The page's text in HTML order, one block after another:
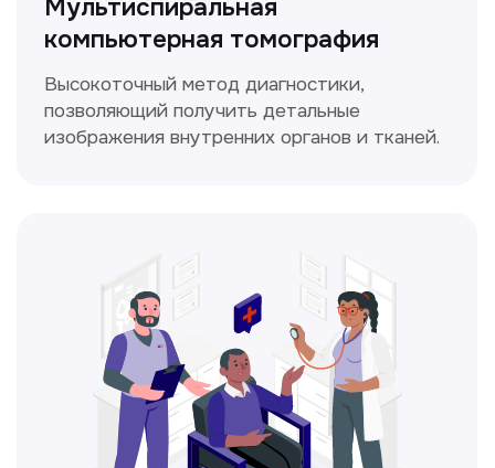
Диагностика и лечение заболеваний
уха, горла и носа с использованием
современных методик.
Прайс-лист